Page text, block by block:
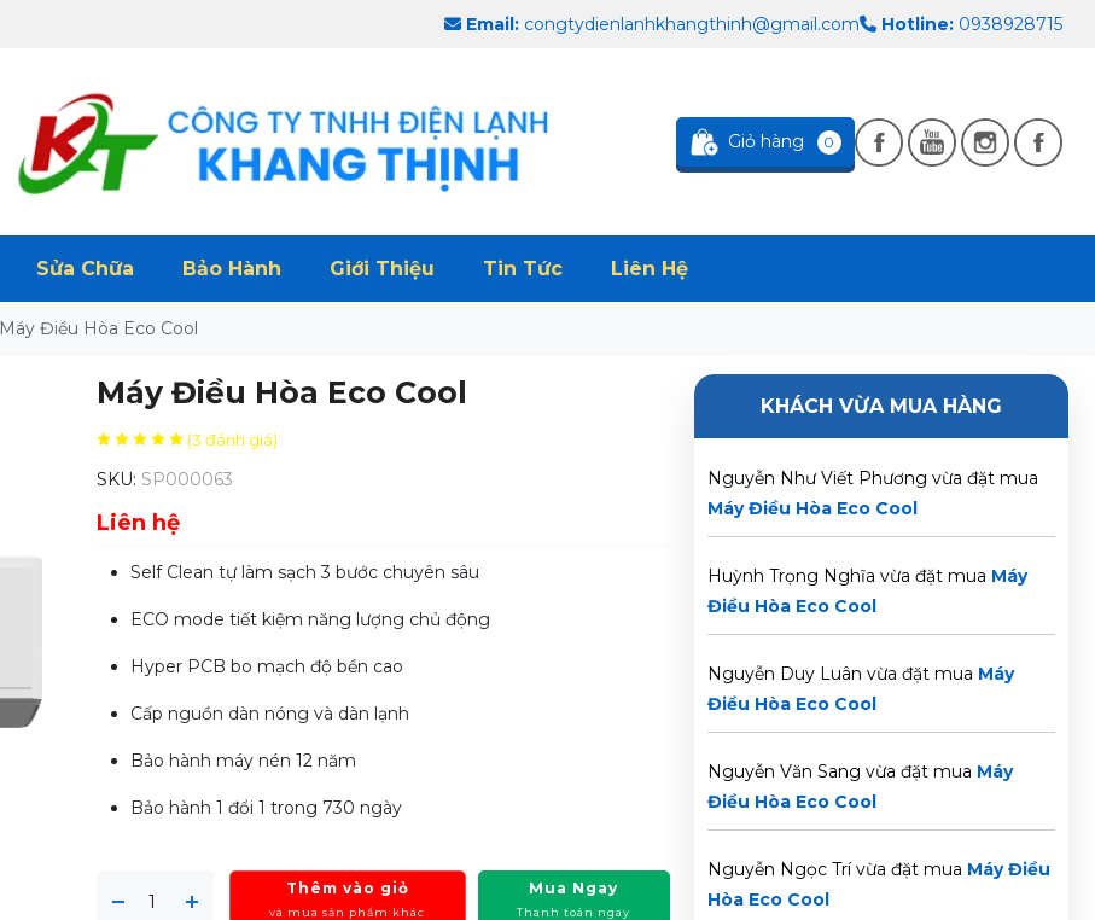
Email:congtydienlanhkhangthinh@gmail.com Hotline:0938928715
Giỏ hàng 0
Sửa Chữa Bảo Hành Giới Thiệu Tin Tức Liên Hệ
Máy Điều Hòa Eco Cool
Máy Điều Hòa Eco Cool
(3 đánh giá)
SKU: SP000063
Liên hệ
Self Clean tự làm sạch 3 bước chuyên sâu
ECO mode tiết kiệm năng lượng chủ động
Hyper PCB bo mạch độ bền cao
Cấp nguồn dàn nóng và dàn lạnh
Bảo hành máy nén 12 năm
Bảo hành 1 đổi 1 trong 730 ngày
Thêm vào giỏ
và mua sản phẩm khác
Mua Ngay
Thanh toán ngay
KHÁCH VỪA MUA HÀNG
Eco Cool
Điều Hòa Eco Cool
Lê Thị Thảo Anh vừa đặt muaMáy Điều
Hòa Eco Cool
Nguyễn Như Viết Phương vừa đặt mua
Máy Điều Hòa Eco Cool
Huỳnh Trọng Nghĩa vừa đặt mua Máy
Điều Hòa Eco Cool
Nguyễn Duy Luân vừa đặt mua Máy
Điều Hòa Eco Cool
Nguyễn Văn Sang vừa đặt mua Máy
Điều Hòa Eco Cool
Nguyễn Ngọc Trí vừa đặt mua Máy Điều
Hòa Eco Cool